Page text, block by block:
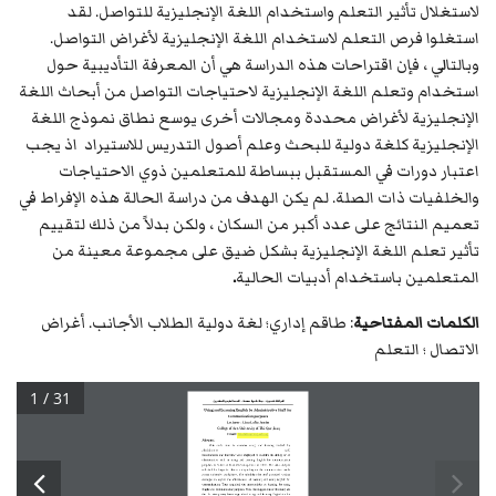
لاستغلال تأثير التعلم واستخدام اللغة الإنجليزية للتواصل. لقد
استغلوا فرص التعلم لاستخدام اللغة الإنجليزية لأغراض التواصل.
وبالتالي ، فإن اقتراحات هذه الدراسة هي أن المعرفة التأديبية حول
استخدام وتعلم اللغة الإنجليزية لاحتياجات التواصل من أبحاث اللغة
الإنجليزية لأغراض محددة ومجالات أخرى يوسع نطاق نموذج اللغة
الإنجليزية كلغة دولية للبحث وعلم أصول التدريس للاستيراد اذ يجب
اعتبار دورات في المستقبل ببساطة للمتعلمين ذوي الاحتياجات
والخلفيات ذات الصلة. لم يكن الهدف من دراسة الحالة هذه الإفراط في
تعميم النتائج على عدد أكبر من السكان ، ولكن بدلاً من ذلك لتقييم
تأثير تعلم اللغة الإنجليزية بشكل ضيق على مجموعة معينة من
المتعلمين باستخدام أدبيات الحالية.
الكلمات المفتاحية: طاقم إداري؛ لغة دولية الطلاب الأجانب. أغراض
الاتصال ؛ التعلم
اشـراقـات تنمــوية ... مجـلة صلــمية محكــمة ... العــدد السابعوالـعـشـــرون
Using and Learning English by Administrative Staff
for
Communication purposes
Lecturer : Lina Lafta Jassim
College of Art, University of Thi-Qar ,Iraq
mai linalafta@utq.edu.iq
Abstract
This study aims to examine using and learning English
by
Questionnaire  and  interview  were employed  to  examine
the  ability  of  10
administrative
staff in using and learning English for communication
purpose s in School of  Business Management  at  UUM
.  The  data  analysis
reflected  the  linguistic
diversity depending  on the
communicative  needs
strategies  to  exploit  the effectiveness of  learning  and  using  English for
communication. They exploited the opportunities of learning for using
English for communication purposes. Thus,
the suggestions of th is study are
that  the
disciplinary  knowledge  about using  and  learning  English  to the
1 / 31